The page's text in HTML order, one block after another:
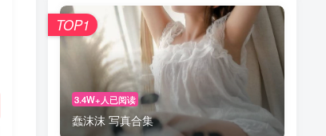
3.4W+人已阅读
蠢沫沫 写真合集
TOP1